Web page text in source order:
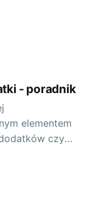
i
dodające mu
- poradnik
elementem
czy
zmienić